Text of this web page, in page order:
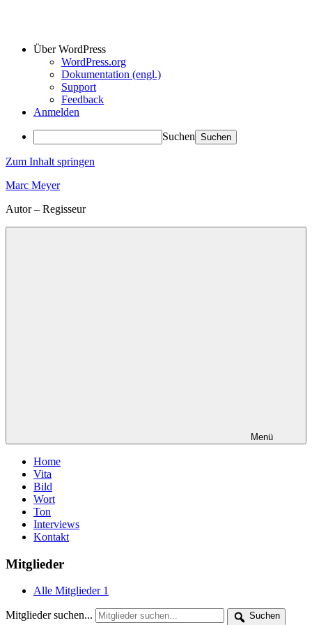
Über WordPress
WordPress.org
Dokumentation (engl.)
Support
Feedback
Anmelden
Suchen
Zum Inhalt springen
Marc Meyer
Autor – Regisseur
Menü
Home
Vita
Bild
Wort
Ton
Interviews
Kontakt
Mitglieder
Alle Mitglieder 1
Mitglieder suchen... Suchen